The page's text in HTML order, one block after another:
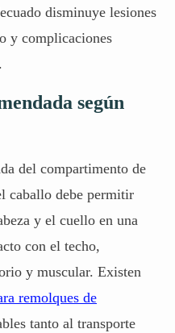
disminuye lesiones
y complicaciones
según
del compartimento de
caballo debe permitir
y el cuello en una
con el techo,
y muscular. Existen
remolques de
tanto al transporte